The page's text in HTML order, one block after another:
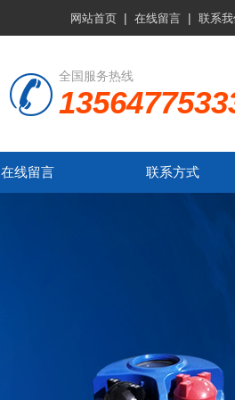
网站首页 | 在线留言 | 联系
全国服务热线
在线留言 联系方式